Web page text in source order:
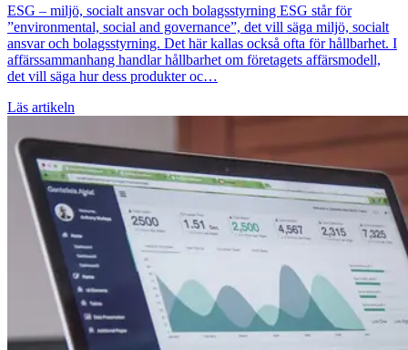
ESG – miljö, socialt ansvar och bolagsstyrning ESG står för
”environmental, social and governance”, det vill säga miljö, socialt
ansvar och bolagsstyrning. Det här kallas också ofta för hållbarhet. I
affärssammanhang handlar hållbarhet om företagets affärsmodell,
det vill säga hur dess produkter oc…
Läs artikeln